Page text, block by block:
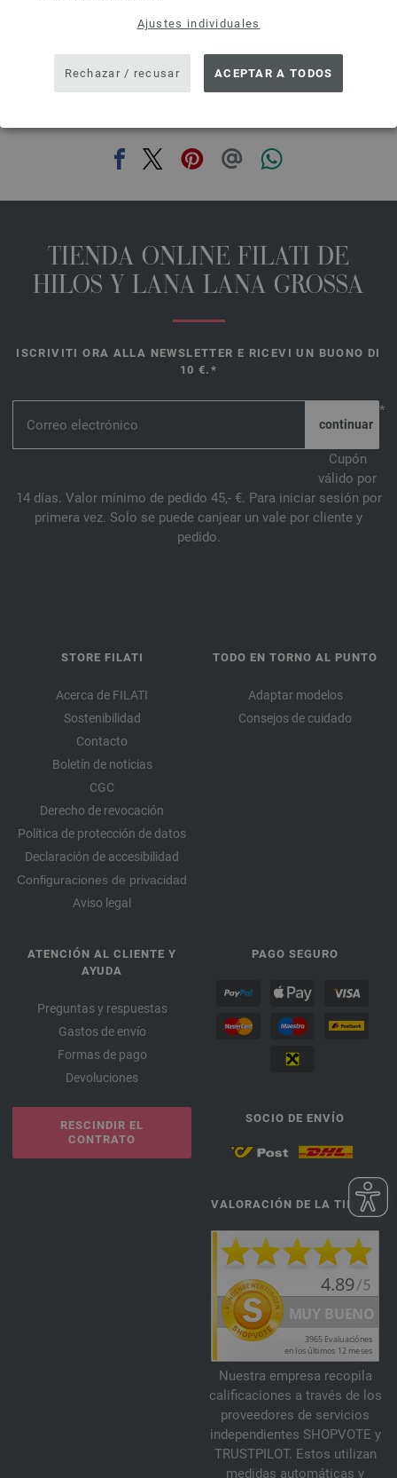
Ajustes individuales
Rechazar / recusar ACEPTAR A TODOS
TIENDA ONLINE FILATI DE
HILOS Y LANA LANA GROSSA
ISCRIVITI ORA ALLA NEWSLETTER E RICEVI UN BUONO DI
10 €.*
*
Cupón
válido por
14 días. Valor mínimo de pedido 45,- €. Para iniciar sesión por
primera vez. Solo se puede canjear un vale por cliente y
pedido.
STORE FILATI
Acerca de FILATI
Sostenibilidad
Contacto
Boletín de noticias
CGC
Derecho de revocación
Política de protección de datos
Declaración de accesibilidad
Configuraciones de privacidad
Aviso legal
TODO EN TORNO AL PUNTO
Adaptar modelos
Consejos de cuidado
ATENCIÓN AL CLIENTE Y
AYUDA
Preguntas y respuestas
Gastos de envío
Formas de pago
Devoluciones
RESCINDIR EL
CONTRATO
PAGO SEGURO
SOCIO DE ENVÍO
VALORACIÓN DE LA TIENDA
Nuestra empresa recopila
calificaciones a través de los
proveedores de servicios
independientes SHOPVOTE y
TRUSTPILOT. Estos utilizan
medidas automáticas y